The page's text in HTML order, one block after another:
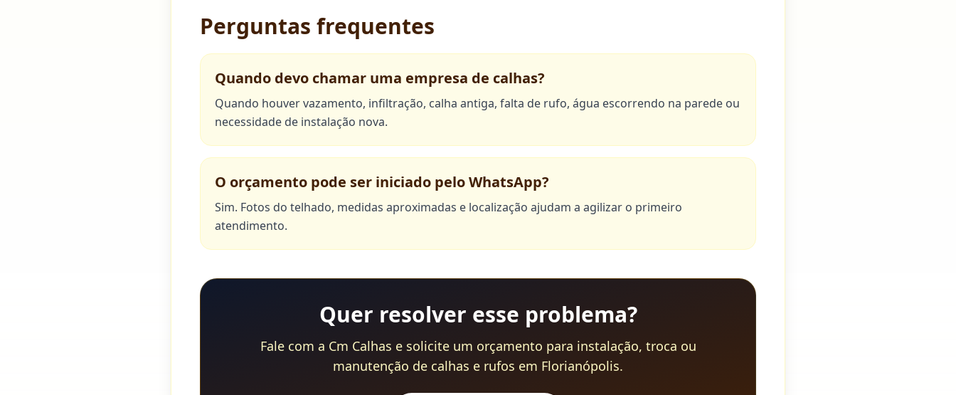
Perguntas frequentes
Quando devo chamar uma empresa de calhas?
Quando houver vazamento, infiltração, calha antiga, falta de rufo, água escorrendo na parede ou
necessidade de instalação nova.
O orçamento pode ser iniciado pelo WhatsApp?
Sim. Fotos do telhado, medidas aproximadas e localização ajudam a agilizar o primeiro
atendimento.
Quer resolver esse problema?
Fale com a Cm Calhas e solicite um orçamento para instalação, troca ou
manutenção de calhas e rufos em Florianópolis.